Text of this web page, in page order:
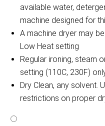
available water,
machine designed for
A machine dryer may
Low Heat setting
Regular ironing, steam
setting (110C, 230F)
Dry Clean, any solvent.
restrictions on proper